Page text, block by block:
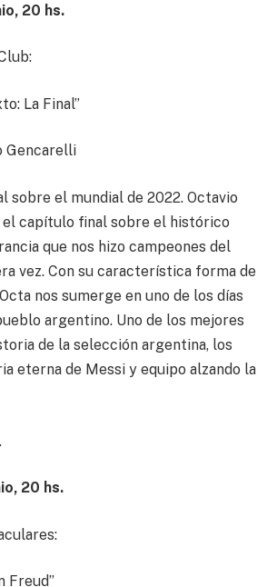
20 hs.
La Final”
Gencarelli
sobre el mundial de 2022. Octavio
el capítulo final sobre el histórico
que nos hizo campeones del
vez. Con su característica forma de
nos sumerge en uno de los días
argentino. Uno de los mejores
de la selección argentina, los
eterna de Messi y equipo alzando la
20 hs.
Freud”